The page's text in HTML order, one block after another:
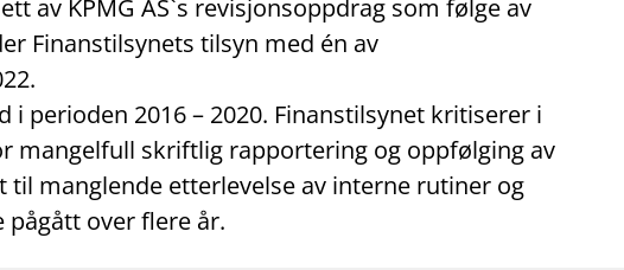
Kontakt oss Jobb hos oss
av KPMG AS`s revisjonsoppdrag som følge av
Finanstilsynets tilsyn med én av
perioden 2016 – 2020. Finanstilsynet kritiserer i
mangelfull skriftlig rapportering og oppfølging av
manglende etterlevelse av interne rutiner og
over flere år.